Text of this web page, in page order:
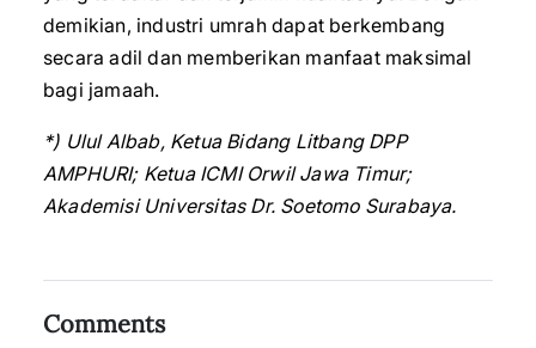
demikian, industri umrah dapat berkembang
secara adil dan memberikan manfaat maksimal
bagi jamaah.
*) Ulul Albab, Ketua Bidang Litbang DPP
AMPHURI; Ketua ICMI Orwil Jawa Timur;
Akademisi Universitas Dr. Soetomo Surabaya.
Comments